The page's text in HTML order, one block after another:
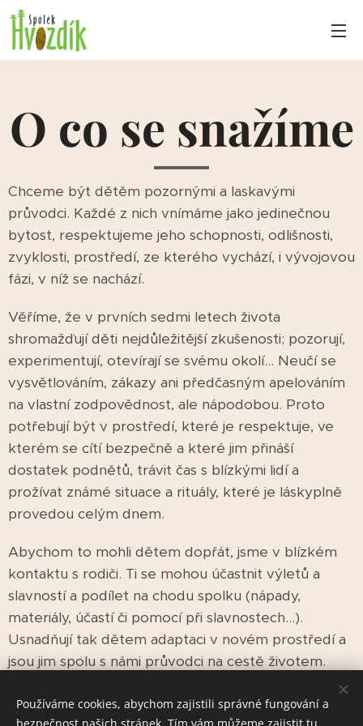
O co se snažíme
Chceme být dětěm pozornými a laskavými
průvodci. Každé z nich vnímáme jako jedinečnou
bytost, respektujeme jeho schopnosti, odlišnosti,
zvyklosti, prostředí, ze kterého vychází, i vývojovou
fázi, v níž se nachází.
Věříme, že v prvních sedmi letech života
shromažďují děti nejdůležitější zkušenosti; pozorují,
experimentují, otevírají se svému okolí... Neučí se
vysvětlováním, zákazy ani předčasným apelováním
na vlastní zodpovědnost, ale nápodobou. Proto
potřebují být v prostředí, které je respektuje, ve
kterém se cítí bezpečně a které jim přináší
dostatek podnětů, trávit čas s blízkými lidí a
prožívat známé situace a rituály, které je láskyplně
provedou celým dnem.
Abychom to mohli dětem dopřát, jsme v blízkém
kontaktu s rodiči. Ti se mohou účastnit výletů a
slavností a podílet na chodu spolku (nápady,
materiály, účastí či pomocí při slavnostech...).
Usnadňují tak dětem adaptaci v novém prostředí a
jsou jim spolu s námi průvodci na cestě životem.
Používáme cookies, abychom zajistili správné fungování a